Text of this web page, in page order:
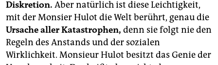
genossenschaft
epaper login
Diskretion. Aber natürlich ist diese Leichtigkeit,
mit der Monsier Hulot die Welt berührt, genau die
Ursache aller Katastrophen, denn sie folgt nie den
Regeln des Anstands und der sozialen
Wirklichkeit. Monsieur Hulot besitzt das Genie der